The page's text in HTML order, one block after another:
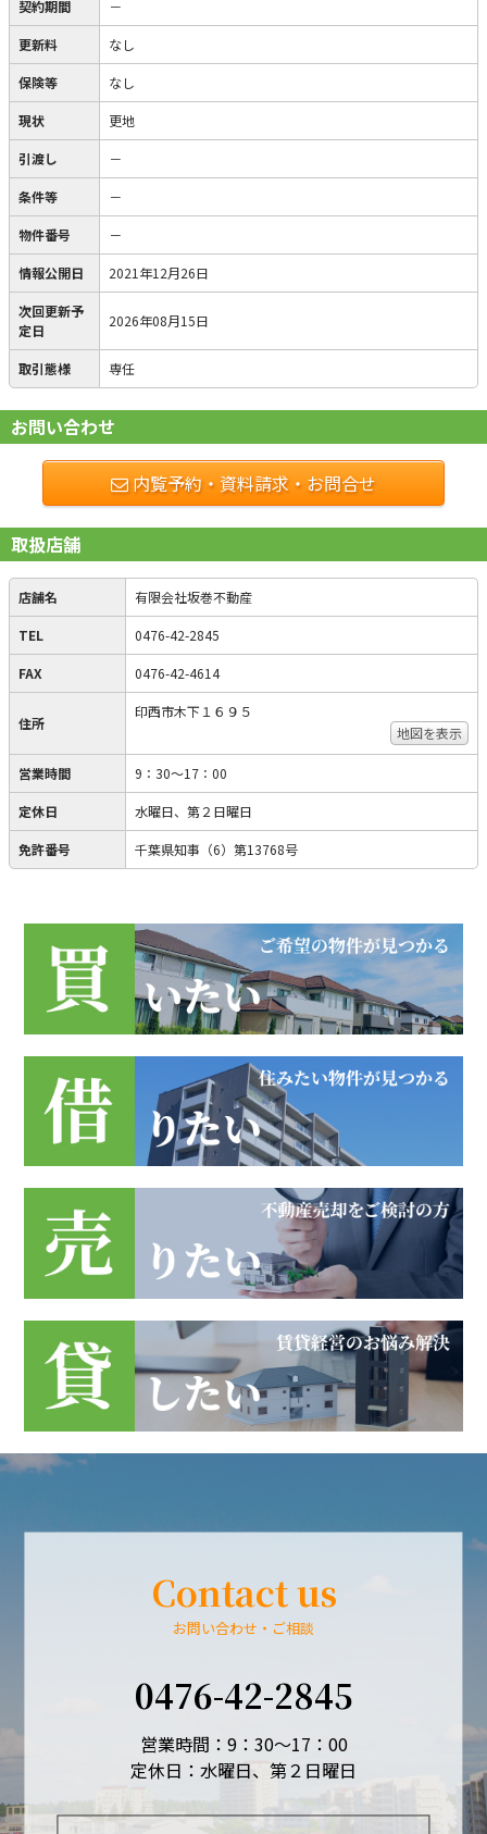
契約期間 －
更新料 なし
保険等 なし
現状 更地
引渡し －
条件等 －
物件番号 －
情報公開日 2021年12月26日
次回更新予
定日
2026年08月15日
取引態様 専任
お問い合わせ
内覧予約・資料請求・お問合せ
取扱店舗
店舗名 有限会社坂巻不動産
TEL 0476-42-2845
FAX 0476-42-4614
住所
印西市木下１６９５
地図を表示
営業時間 9：30～17：00
定休日 水曜日、第２日曜日
免許番号 千葉県知事（6）第13768号
Contact us
お問い合わせ・ご相談
0476-42-2845
営業時間：9：30～17：00
定休日：水曜日、第２日曜日